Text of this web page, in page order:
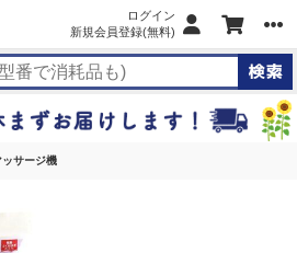
ログイン
新規会員登録(無料)
ッサージ機